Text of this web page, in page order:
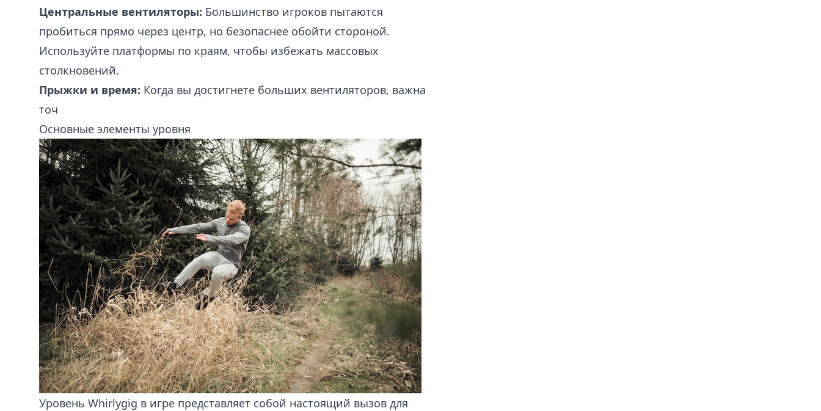
Центральные вентиляторы: Большинство игроков пытаются
пробиться прямо через центр, но безопаснее обойти стороной.
Используйте платформы по краям, чтобы избежать массовых
столкновений.
Прыжки и время: Когда вы достигнете больших вентиляторов, важна
точ
Основные элементы уровня
Уровень Whirlygig в игре представляет собой настоящий вызов для